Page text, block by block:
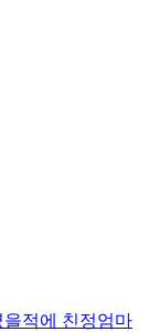
적에 친정엄마